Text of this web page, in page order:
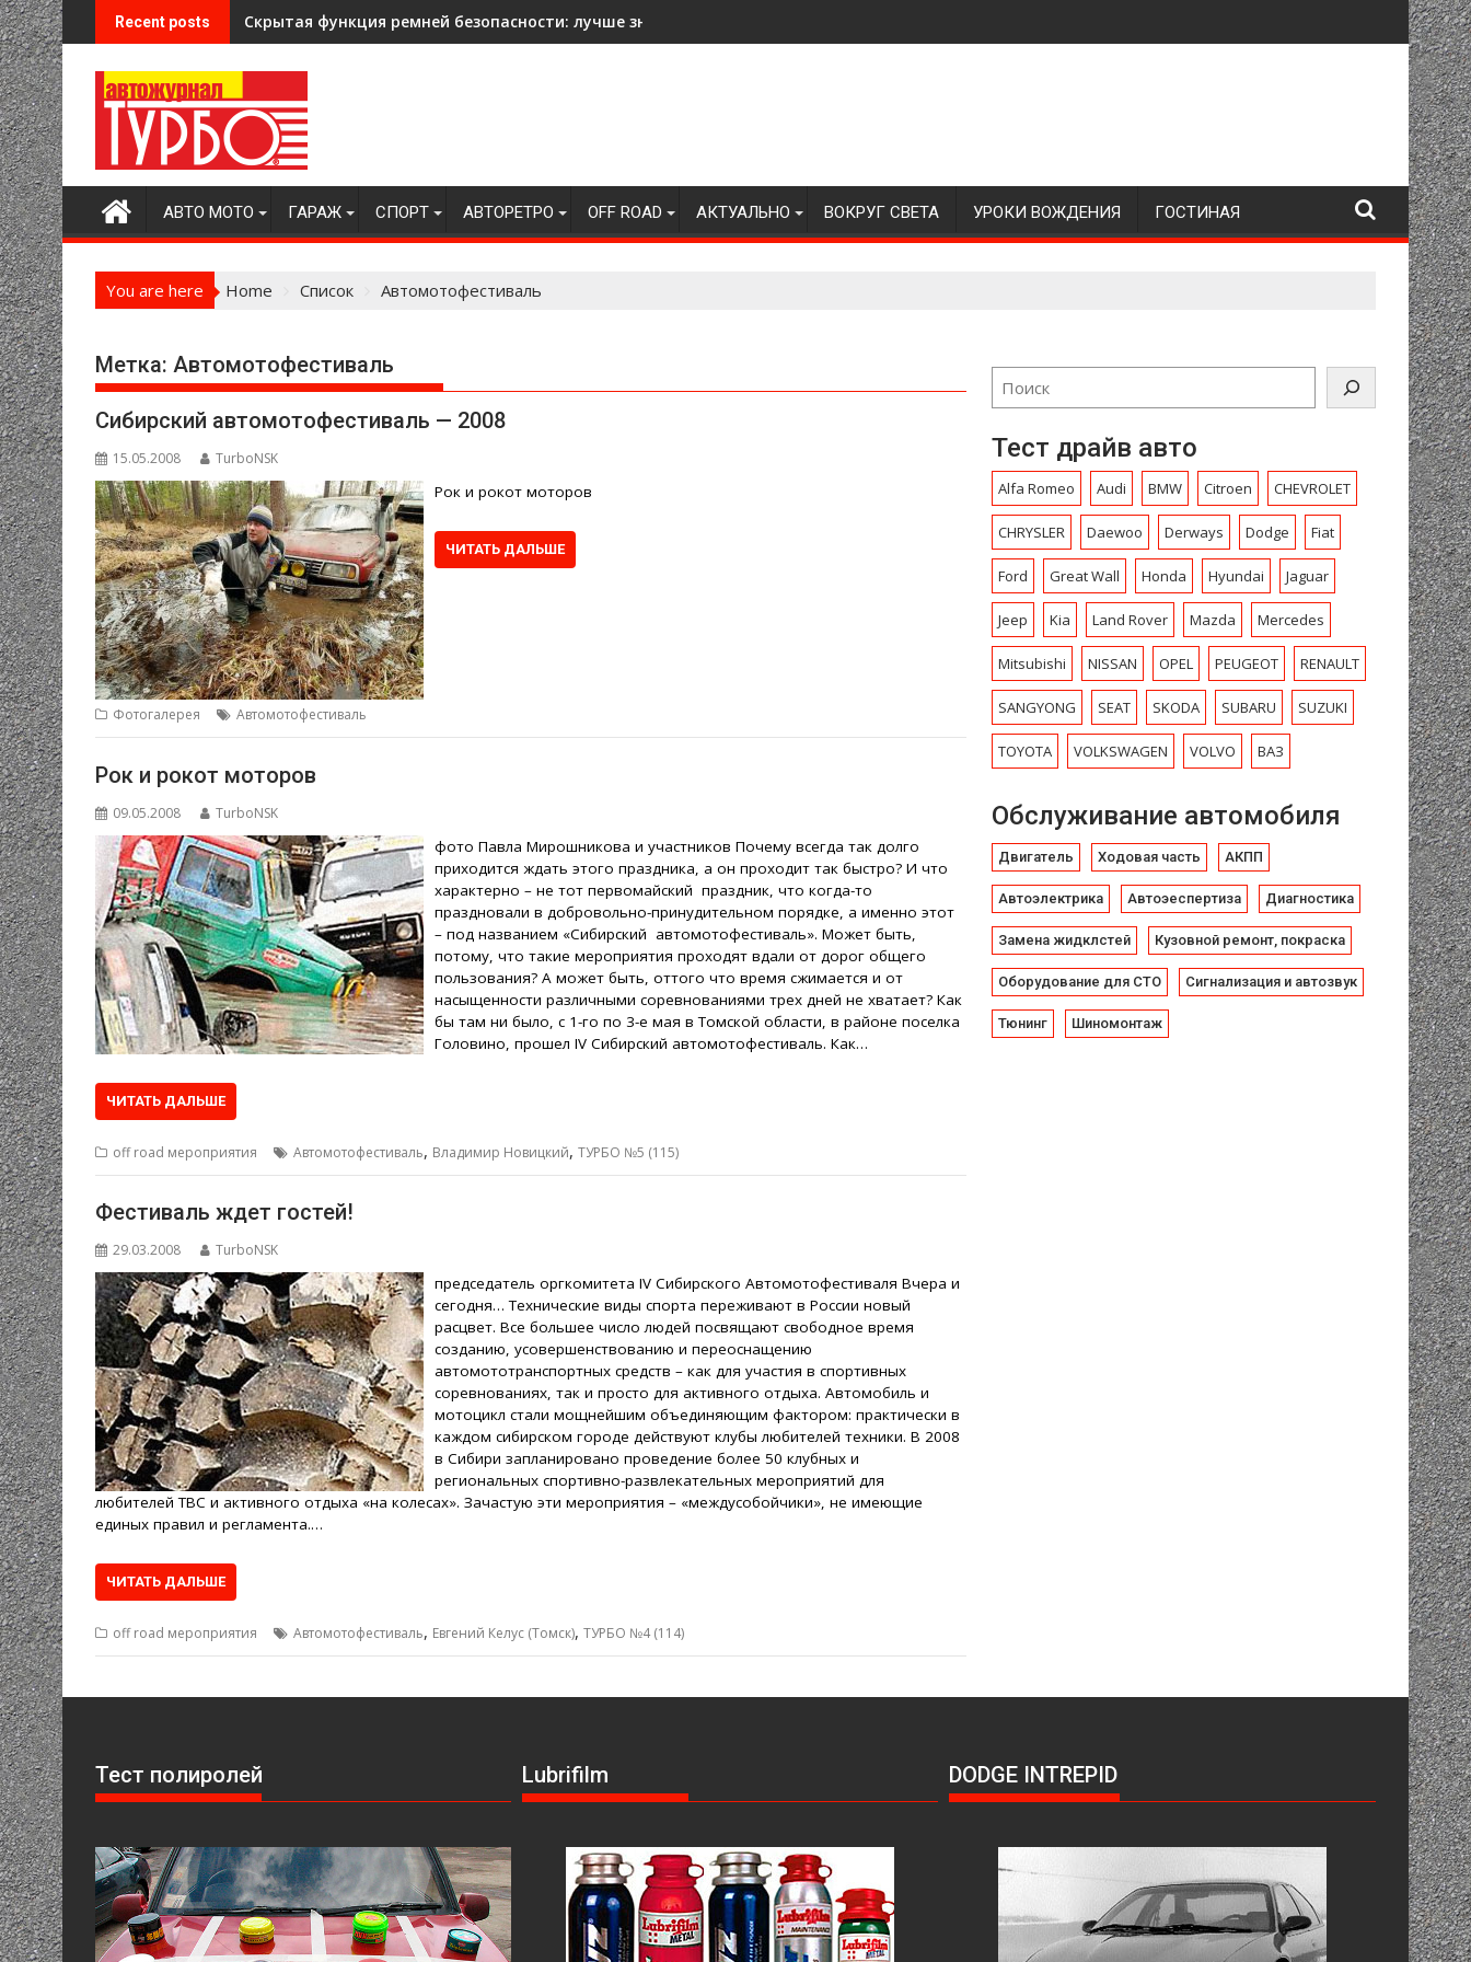
Skip
to
content
Recent posts Скрытая функция ремней безопасности: лучше знать на всякий случай!
АВТО МОТО ГАРАЖ СПОРТ АВТОРЕТРО OFF ROAD АКТУАЛЬНО ВОКРУГ СВЕТА УРОКИ ВОЖДЕНИЯ ГОСТИНАЯ
You are here Home Список Автомотофестиваль
Метка: Автомотофестиваль
Сибирский автомотофестиваль — 2008
15.05.2008 TurboNSK
Рок и рокот моторов
ЧИТАТЬ ДАЛЬШЕ
Фотогалерея Автомотофестиваль
Рок и рокот моторов
09.05.2008 TurboNSK
фото Павла Мирошникова и участников Почему всегда так долго
приходится ждать этого праздника, а он проходит так быстро? И что
характерно – не тот первомайский праздник, что когда-то
праздновали в добровольно-принудительном порядке, а именно этот
– под названием «Сибирский автомотофестиваль». Может быть,
потому, что такие мероприятия проходят вдали от дорог общего
пользования? А может быть, оттого что время сжимается и от
насыщенности различными соревнованиями трех дней не хватает? Как
бы там ни было, с 1-го по 3-е мая в Томской области, в районе поселка
Головино, прошел IV Сибирский автомотофестиваль. Как…
ЧИТАТЬ ДАЛЬШЕ
off road мероприятия Автомотофестиваль, Владимир Новицкий, ТУРБО №5 (115)
Фестиваль ждет гостей!
29.03.2008 TurboNSK
председатель оргкомитета IV Сибирского Автомотофестиваля Вчера и
сегодня… Технические виды спорта переживают в России новый
расцвет. Все большее число людей посвящают свободное время
созданию, усовершенствованию и переоснащению
автомототранспортных средств – как для участия в спортивных
соревнованиях, так и просто для активного отдыха. Автомобиль и
мотоцикл стали мощнейшим объединяющим фактором: практически в
каждом сибирском городе действуют клубы любителей техники. В 2008
в Сибири запланировано проведение более 50 клубных и
региональных спортивно-развлекательных мероприятий для
любителей ТВС и активного отдыха «на колесах». Зачастую эти мероприятия – «междусобойчики», не имеющие
единых правил и регламента.…
ЧИТАТЬ ДАЛЬШЕ
off road мероприятия Автомотофестиваль, Евгений Келус (Томск), ТУРБО №4 (114)
Тест драйв авто
Alfa Romeo Audi BMW Citroen CHEVROLET
CHRYSLЕR Daewoo Derways Dodge Fiat
Ford Great Wall Honda Hyundai Jaguar
Jeep Kia Land Rover Mazda Mercedes
Mitsubishi NISSAN OPEL PEUGEOT RENAULT
SANGYONG SEAT SKODA SUBARU SUZUKI
TOYOTA VOLKSWAGEN VOLVO ВАЗ
Обслуживание автомобиля
Двигатель Ходовая часть АКПП
Автоэлектрика Автоэеспертиза Диагностика
Замена жидклстей Кузовной ремонт, покраска
Оборудование для СТО Сигнализация и автозвук
Тюнинг Шиномонтаж
Тест полиролей Lubrifilm DODGE INTREPID